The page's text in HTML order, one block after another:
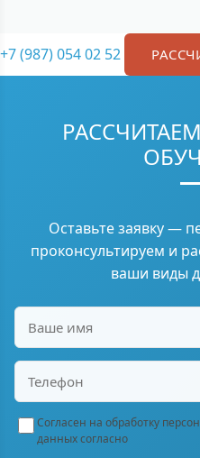
+7 (987) 054 02 52
Оставьте заявку —
проконсультируем и
ваши виды
Согласен на обработку
данных согласно